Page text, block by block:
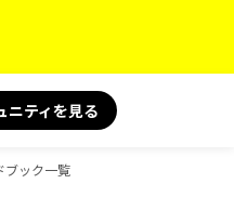
ニティを見る
ブック一覧